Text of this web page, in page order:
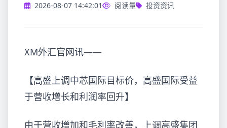
2026-08-07 14:42:01 阅读量 投资资讯
XM外汇官网讯——
【高盛上调中芯国际目标价，高盛国际受益
于营收增长和利润率回升】
由于营收增加和毛利率改善，上调高盛集团